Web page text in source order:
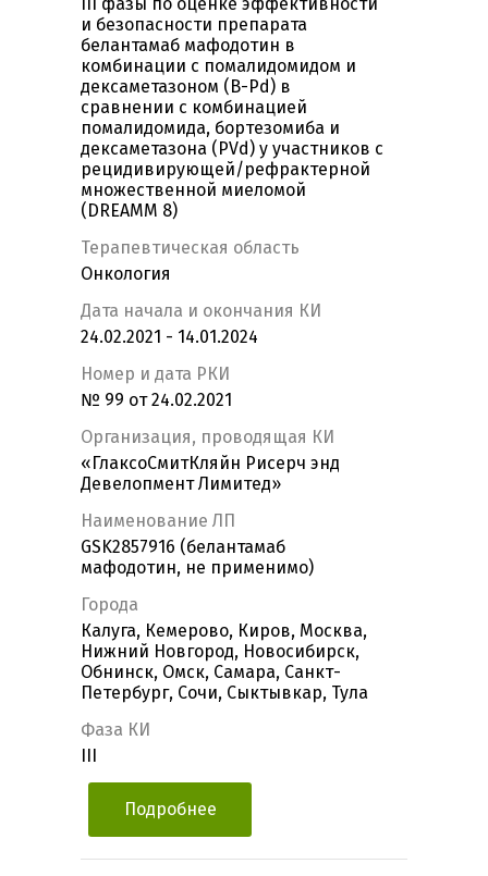
III фазы по оценке эффективности
и безопасности препарата
белантамаб мафодотин в
комбинации с помалидомидом и
дексаметазоном (B-Pd) в
сравнении с комбинацией
помалидомида, бортезомиба и
дексаметазона (PVd) у участников с
рецидивирующей/рефрактерной
множественной миеломой
(DREAMM 8)
Терапевтическая область
Онкология
Дата начала и окончания КИ
24.02.2021 - 14.01.2024
Номер и дата РКИ
№ 99 от 24.02.2021
Организация, проводящая КИ
«ГлаксоСмитКляйн Рисерч энд
Девелопмент Лимитед»
Наименование ЛП
GSK2857916 (белантамаб
мафодотин, не применимо)
Города
Калуга, Кемерово, Киров, Москва,
Нижний Новгород, Новосибирск,
Обнинск, Омск, Самара, Санкт-
Петербург, Сочи, Сыктывкар, Тула
Фаза КИ
Подробнее